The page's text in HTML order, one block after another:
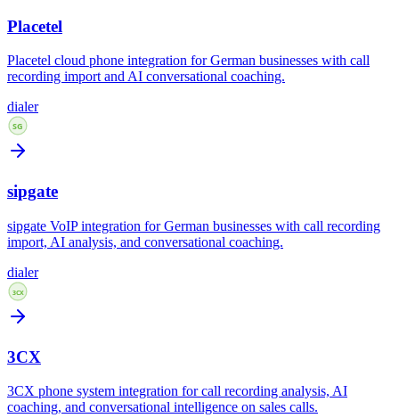
Placetel
Placetel cloud phone integration for German businesses with call
recording import and AI conversational coaching.
dialer
sipgate
sipgate VoIP integration for German businesses with call recording
import, AI analysis, and conversational coaching.
dialer
3CX
3CX phone system integration for call recording analysis, AI
coaching, and conversational intelligence on sales calls.